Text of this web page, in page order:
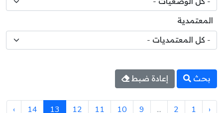
المعتمدية
بحث إعادة ضبط
‹
1
2
...
9
10
11
12
13
14
›